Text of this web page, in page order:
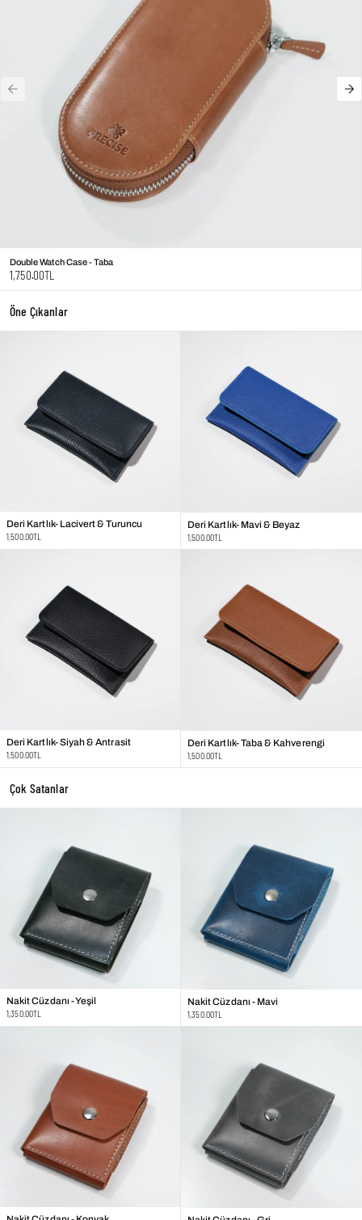
Double Watch Case - Taba
Regular
price
1,750.00TL
Öne Çıkanlar
Deri Kartlık- Lacivert & Turuncu
Regular
price
1,500.00TL
Deri Kartlık- Mavi & Beyaz
Regular
price
1,500.00TL
Deri Kartlık- Siyah & Antrasit
Regular
price
1,500.00TL
Deri Kartlık- Taba & Kahverengi
Regular
price
1,500.00TL
Çok Satanlar
Nakit Cüzdanı - Yeşil
Regular
price
1,350.00TL
Nakit Cüzdanı - Mavi
Regular
price
1,350.00TL